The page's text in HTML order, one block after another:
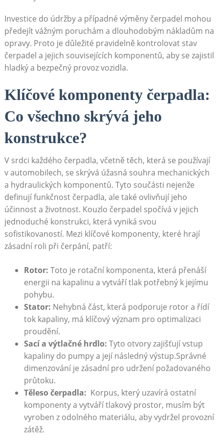
Investice ‍do údržby⁤ a případné⁤ výměny čerpadel ⁣mohou
předejít​ vážným‍ poruchám ​a dlouhodobým nákladům na
opravy. Proto je důležité⁢ pravidelně ‍kontrolovat stav
čerpadel a jejich souvisejících komponentů, aby ‍se⁤ zajistil‌
hladký a bezpečný​ provoz vozidla.
Klíčové komponenty‍ čerpadla:
Co všechno skrývá​ jeho
konstrukce?
V srdci​ každého ‌čerpadla, včetně těch, která se používají‍
v⁢ automobilech, ​se skrývá‌ úžasná souhra mechanických⁢
a ⁣hydraulických komponentů. Tyto ⁢součásti nejenže
definují funkčnost ‍čerpadla, ale také ⁤ovlivňují jeho
účinnost a životnost. Kouzlo⁢ čerpadel⁢ spočívá v jejich
‌jednoduché ⁣konstrukci,​ která ‌vyniká‍ svou
⁤sofistikovaností.‌ Mezi klíčové komponenty, které hrají
zásadní roli při čerpání, patří:
Rotor: Toto ​je rotační komponenta, která ‌přenáší
‌energii na⁤ kapalinu a⁢ vytváří tlak potřebný ⁣k jejímu
pohybu.
Stator: ‌Nehybná část, která podporuje rotor ‌a řídí‍
tok kapaliny, má klíčový význam pro‌ optimalizaci
proudění.
Sací a výtlačné hrdlo: ​Tyto otvory zajišťují vstup
kapaliny do pumpy⁢ a její následný výstup.Správné
dimenzování je zásadní​ pro ‌udržení požadovaného⁤
průtoku.
Těleso čerpadla: ⁢ Korpus, ⁤který uzavírá ostatní​
komponenty a vytváří tlakový⁣ prostor, musím být
vyroben ‍z odolného⁣ materiálu, ‍aby vydržel provozní
zátěž.